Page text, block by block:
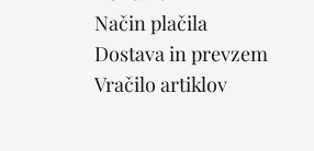
Način plačila
Dostava in prevzem
Vračilo artiklov